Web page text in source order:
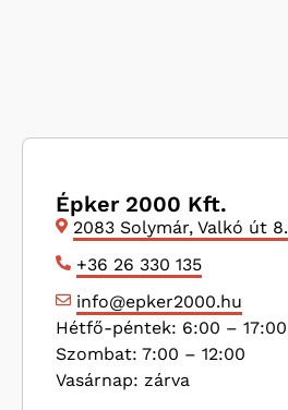
Épker 2000 Kft.
2083 Solymár, Valkó út 8.
+36 26 330 135
info@epker2000.hu
Hétfő-péntek: 6:00 – 17:00
Szombat: 7:00 – 12:00
Vasárnap: zárva